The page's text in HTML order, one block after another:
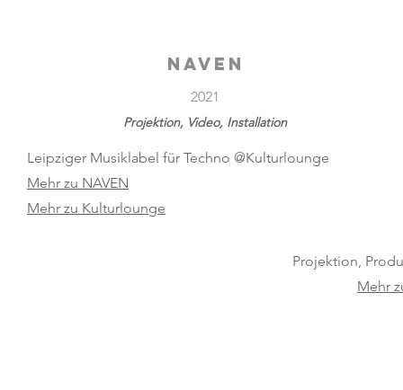
NAVEN
2021
Projektion, Video, Installation
Leipziger Musiklabel für Techno @Kulturlounge
Mehr zu NAVEN
Mehr zu Kulturlounge
Projektion,
Mehr